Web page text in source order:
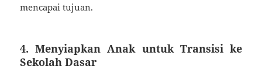
mencapai tujuan.
4. Menyiapkan Anak untuk Transisi ke
Sekolah Dasar